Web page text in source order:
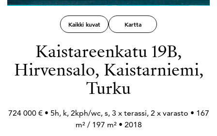
Kaikki kuvat Kartta
Kaistareenkatu 19B,
Hirvensalo, Kaistarniemi,
Turku
724 000 € • 5h, k, 2kph/wc, s, 3 x terassi, 2 x varasto • 167
m² / 197 m² • 2018